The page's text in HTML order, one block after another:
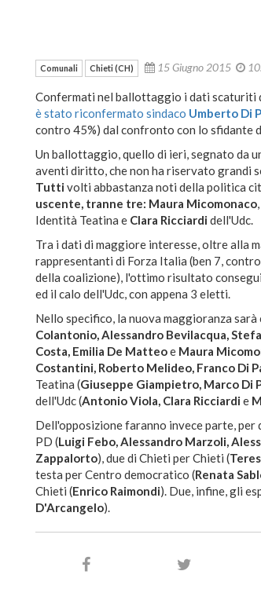
Comunali Chieti (CH) 15 Giugno 2015
Confermati nel ballottaggio i dati scaturiti
è stato riconfermato sindaco Umberto Di
contro 45%) dal confronto con lo sfidante
Un ballottaggio, quello di ieri, segnato da
aventi diritto, che non ha riservato grandi
Tutti volti abbastanza noti della politica
uscente, tranne tre: Maura Micomonaco
Identità Teatina e Clara Ricciardi dell'Udc.
Tra i dati di maggiore interesse, oltre alla
rappresentanti di Forza Italia (ben 7,
della coalizione), l'ottimo risultato
ed il calo dell'Udc, con appena 3 eletti.
Nello specifico, la nuova maggioranza
Colantonio, Alessandro Bevilacqua,
Costa, Emilia De Matteoe Maura
Costantini, Roberto Melideo, Franco Di
Teatina (Giuseppe Giampietro, Marco Di
dell'Udc (Antonio Viola, Clara Ricciardi e
Dell'opposizione faranno invece parte,
PD (Luigi Febo, Alessandro Marzoli,
Zappalorto), due di Chieti per Chieti (
testa per Centro democratico (Renata
Chieti (Enrico Raimondi). Due, infine, gli
D'Arcangelo).